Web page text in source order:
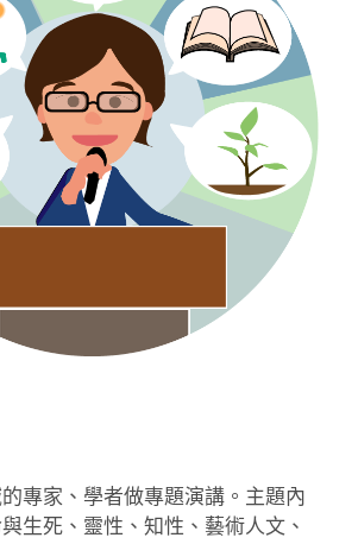
專家、學者做專題演講。主題內
生死、靈性、知性、藝術人文、